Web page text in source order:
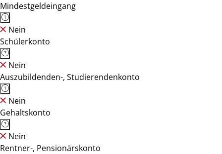
Mindestgeldeingang
Nein
Schülerkonto
Nein
Auszubildenden-, Studierendenkonto
Nein
Gehaltskonto
Nein
Rentner-, Pensionärskonto